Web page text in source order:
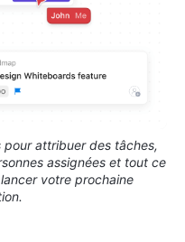
pour attribuer des tâches,
assignées et tout ce
votre prochaine